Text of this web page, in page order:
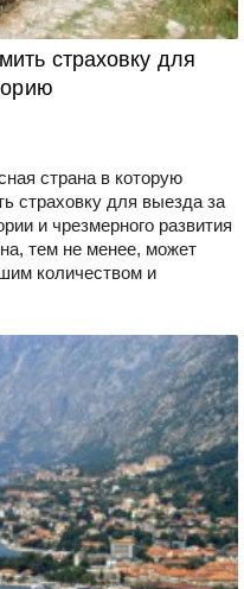
страховку для
страна в которую
страховку для выезда за
и чрезмерного развития
тем не менее, может
количеством и